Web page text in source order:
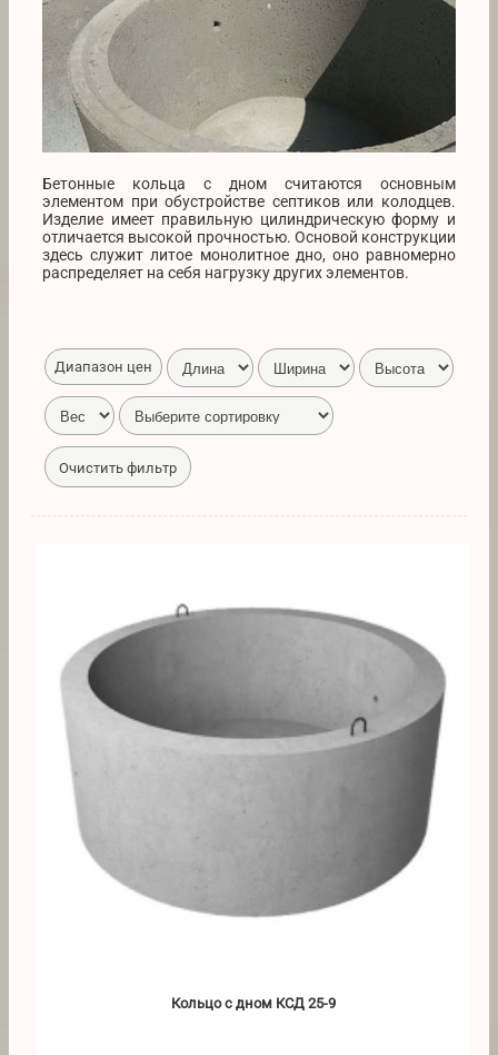
Бетонные кольца с дном считаются основным
элементом при обустройстве септиков или колодцев.
Изделие имеет правильную цилиндрическую форму и
отличается высокой прочностью. Основой конструкции
здесь служит литое монолитное дно, оно равномерно
распределяет на себя нагрузку других элементов.
Диапазон цен
Очистить фильтр
Кольцо с дном КСД 25-9